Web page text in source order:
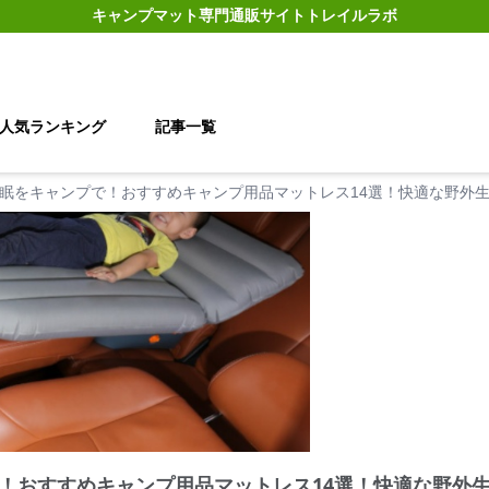
キャンプマット専門通販サイト トレイルラボ
気ランキング 記事一覧
をキャンプで！おすすめキャンプ用品マットレス14選！快適な野外